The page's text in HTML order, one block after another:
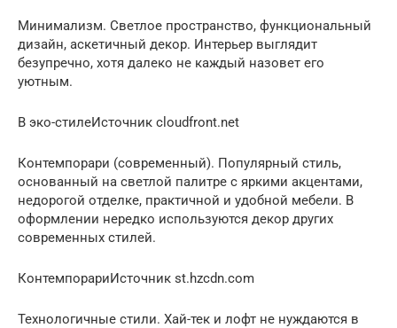
Минимализм. Светлое пространство, функциональный
дизайн, аскетичный декор. Интерьер выглядит
безупречно, хотя далеко не каждый назовет его
уютным.
В эко-стилеИсточник cloudfront.net
Контемпорари (современный). Популярный стиль,
основанный на светлой палитре с яркими акцентами,
недорогой отделке, практичной и удобной мебели. В
оформлении нередко используются декор других
современных стилей.
КонтемпорариИсточник st.hzcdn.com
Технологичные стили. Хай-тек и лофт не нуждаются в